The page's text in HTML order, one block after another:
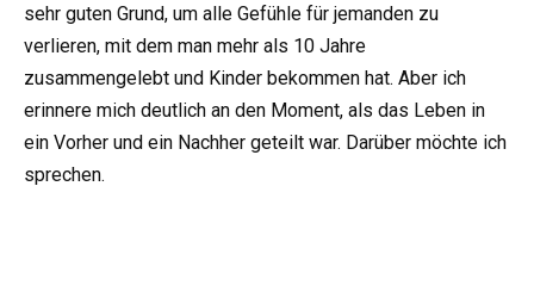
sehr guten Grund, um alle Gefühle für jemanden zu
verlieren, mit dem man mehr als 10 Jahre
zusammengelebt und Kinder bekommen hat. Aber ich
erinnere mich deutlich an den Moment, als das Leben in
ein Vorher und ein Nachher geteilt war. Darüber möchte ich
sprechen.